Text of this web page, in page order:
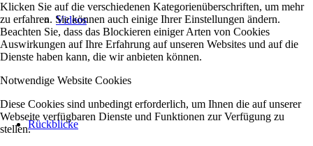
Videos
Rückblicke
Klicken Sie auf die verschiedenen Kategorienüberschriften, um mehr
zu erfahren. Sie können auch einige Ihrer Einstellungen ändern.
Beachten Sie, dass das Blockieren einiger Arten von Cookies
Auswirkungen auf Ihre Erfahrung auf unseren Websites und auf die
Dienste haben kann, die wir anbieten können.
Notwendige Website Cookies
Diese Cookies sind unbedingt erforderlich, um Ihnen die auf unserer
Webseite verfügbaren Dienste und Funktionen zur Verfügung zu
stellen.